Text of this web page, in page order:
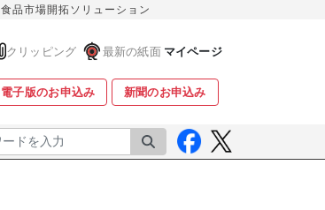
食品市場開拓ソリューション
クリッピング 最新の紙面 マイページ
電子版のお申込み 新聞のお申込み
検索